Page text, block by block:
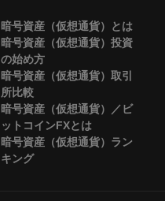
暗号資産（仮想通貨）とは
暗号資産（仮想通貨）投資
の始め方
暗号資産（仮想通貨）取引
所比較
暗号資産（仮想通貨）／ビ
ットコインFXとは
暗号資産（仮想通貨）ラン
キング